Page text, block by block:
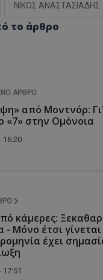
ΝΙΚΟΣ ΑΝΑΣΤΑΣΙΑΔΗΣ
το άρθρο
ΆΡΘΡΟ
από Μοντνόρ:
«7» στην Ομόνοια
16:20
κάμερες:
- Μόνο έτσι
έχει
17:51